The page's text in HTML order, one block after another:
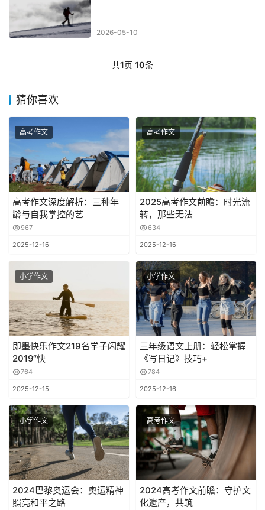
2026-05-10
共1页 10条
猜你喜欢
高考作文
高考作文深度解析：三种年
龄与自我掌控的艺
967
2025-12-16
高考作文
2025高考作文前瞻：时光流
转，那些无法
634
2025-12-16
小学作文
即墨快乐作文219名学子闪耀
2019“快
764
2025-12-15
小学作文
三年级语文上册：轻松掌握
《写日记》技巧+
784
2025-12-16
小学作文
2024巴黎奥运会：奥运精神
照亮和平之路
高考作文
2024高考作文前瞻：守护文
化遗产，共筑